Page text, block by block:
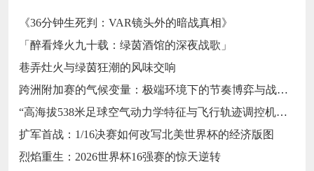
《36分钟生死判：VAR镜头外的暗战真相》
「醉看烽火九十载：绿茵酒馆的深夜战歌」
巷弄灶火与绿茵狂潮的风味交响
跨洲附加赛的气候变量：极端环境下的节奏博弈与战术自适应
“高海拔538米足球空气动力学特征与飞行轨迹调控机制——以2026世界杯BBVA球场为实证场景”
扩军首战：1/16决赛如何改写北美世界杯的经济版图
烈焰重生：2026世界杯16强赛的惊天逆转